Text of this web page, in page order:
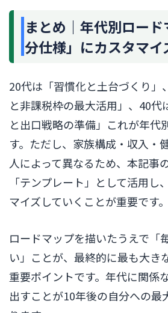
まとめ｜年代別ロー
分仕様」にカスタマイ
20代は「習慣化と土台づくり」
と非課税枠の最大活用」、40代
と出口戦略の準備」これが年代
す。ただし、家族構成・収入・
人によって異なるため、本記事
「テンプレート」として活用し
マイズしていくことが重要です。
ロードマップを描いたうえで「
い」ことが、最終的に最も大き
重要ポイントです。年代に関係
出すことが10年後の自分への最